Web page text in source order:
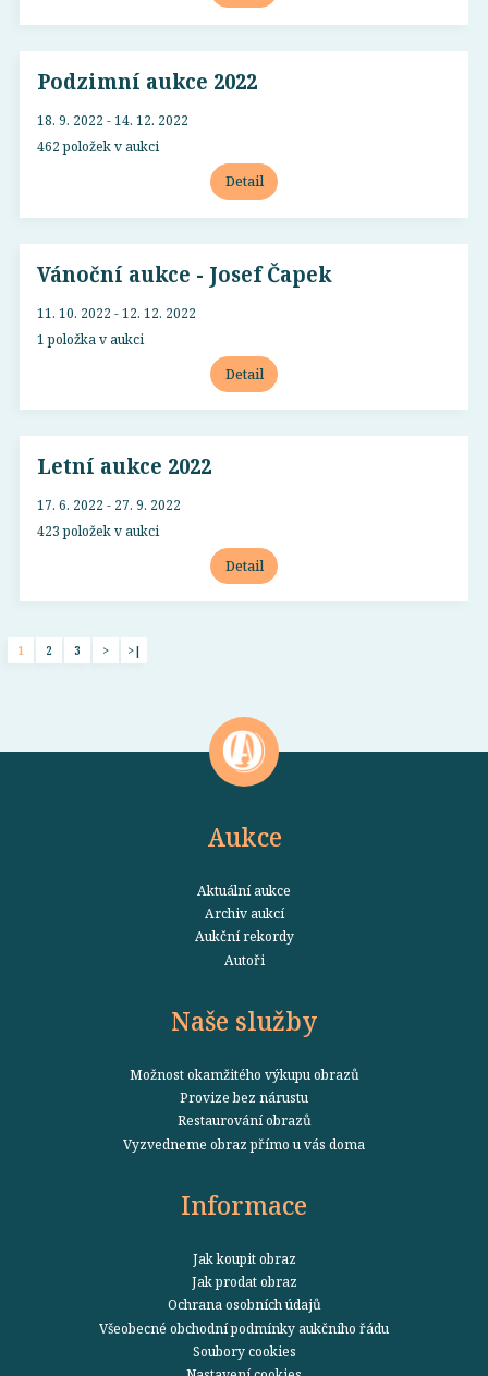
Podzimní aukce 2022
18. 9. 2022 - 14. 12. 2022
462 položek v aukci
Detail
Vánoční aukce - Josef Čapek
11. 10. 2022 - 12. 12. 2022
1 položka v aukci
Detail
Letní aukce 2022
17. 6. 2022 - 27. 9. 2022
423 položek v aukci
Detail
1 2 3 > >|
Aukce
Aktuální aukce
Archiv aukcí
Aukční rekordy
Autoři
Naše služby
Možnost okamžitého výkupu obrazů
Provize bez nárustu
Restaurování obrazů
Vyzvedneme obraz přímo u vás doma
Informace
Jak koupit obraz
Jak prodat obraz
Ochrana osobních údajů
Všeobecné obchodní podmínky aukčního řádu
Soubory cookies